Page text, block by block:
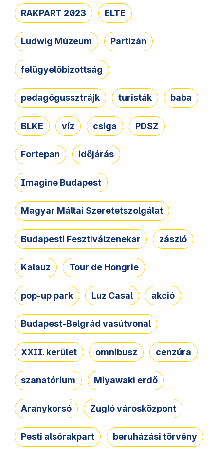
RAKPART 2023 ELTE
Ludwig Múzeum Partizán
felügyelőbizottság
pedagógussztrájk turisták baba
BLKE víz csiga PDSZ
Fortepan időjárás
Imagine Budapest
Magyar Máltai Szeretetszolgálat
Budapesti Fesztiválzenekar zászló
Kalauz Tour de Hongrie
pop-up park Luz Casal akció
Budapest-Belgrád vasútvonal
XXII. kerület omnibusz cenzúra
szanatórium Miyawaki erdő
Aranykorsó Zugló városközpont
Pesti alsórakpart beruházási törvény